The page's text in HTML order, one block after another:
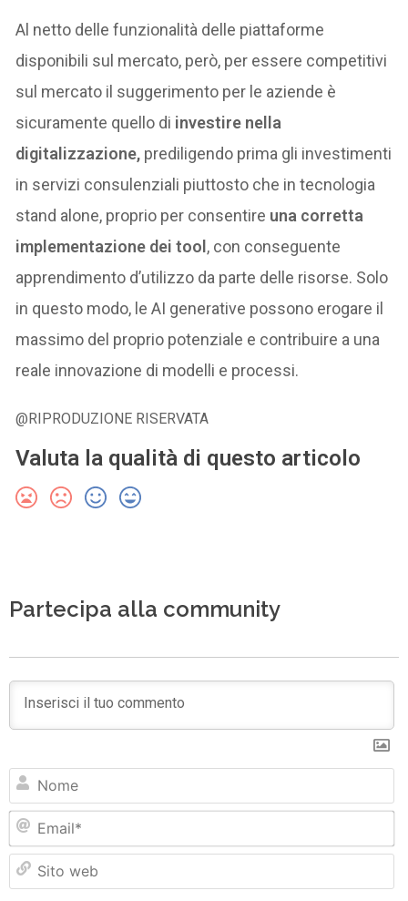
Al netto delle funzionalità delle piattaforme
disponibili sul mercato, però, per essere competitivi
sul mercato il suggerimento per le aziende è
sicuramente quello di investire nella
digitalizzazione, prediligendo prima gli investimenti
in servizi consulenziali piuttosto che in tecnologia
stand alone, proprio per consentire una corretta
implementazione dei tool, con conseguente
apprendimento d’utilizzo da parte delle risorse. Solo
in questo modo, le AI generative possono erogare il
massimo del proprio potenziale e contribuire a una
reale innovazione di modelli e processi.
@RIPRODUZIONE RISERVATA
Valuta la qualità di questo articolo
Partecipa alla community